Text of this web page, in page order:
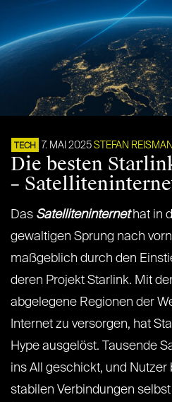
TECH 7. MAI 2025 STEFAN
Die besten
–
Das Satelliteninternet hat in
gewaltigen Sprung nach
maßgeblich durch den
deren Projekt Starlink. Mit
abgelegene Regionen der
Internet zu versorgen, hat
Hype ausgelöst. Tausende
ins All geschickt, und
stabilen Verbindungen